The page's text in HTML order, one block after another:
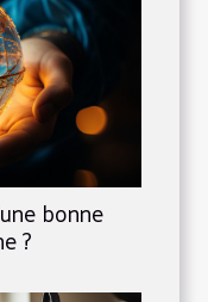
bonne
?